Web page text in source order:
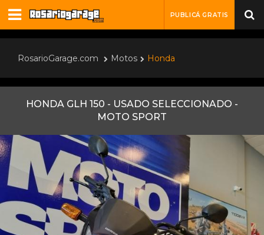
PUBLICÁ GRATIS
RosarioGarage.com Motos Honda
HONDA GLH 150 - USADO SELECCIONADO -
MOTO SPORT